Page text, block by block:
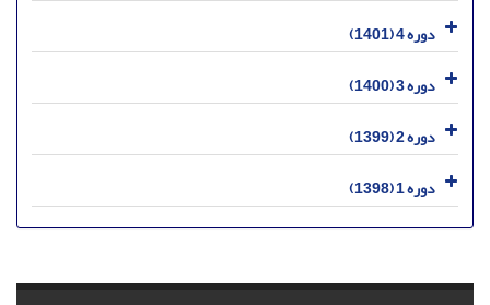
دوره 4 (1401)
دوره 3 (1400)
دوره 2 (1399)
دوره 1 (1398)